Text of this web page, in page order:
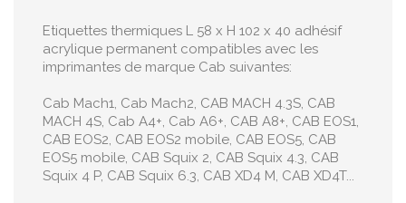
Etiquettes thermiques L 58 x H 102 x 40 adhésif
acrylique permanent compatibles avec les
imprimantes de marque Cab suivantes:
Cab Mach1, Cab Mach2, CAB MACH 4.3S, CAB
MACH 4S, Cab A4+, Cab A6+, CAB A8+, CAB EOS1,
CAB EOS2, CAB EOS2 mobile, CAB EOS5, CAB
EOS5 mobile, CAB Squix 2, CAB Squix 4.3, CAB
Squix 4 P, CAB Squix 6.3, CAB XD4 M, CAB XD4T...